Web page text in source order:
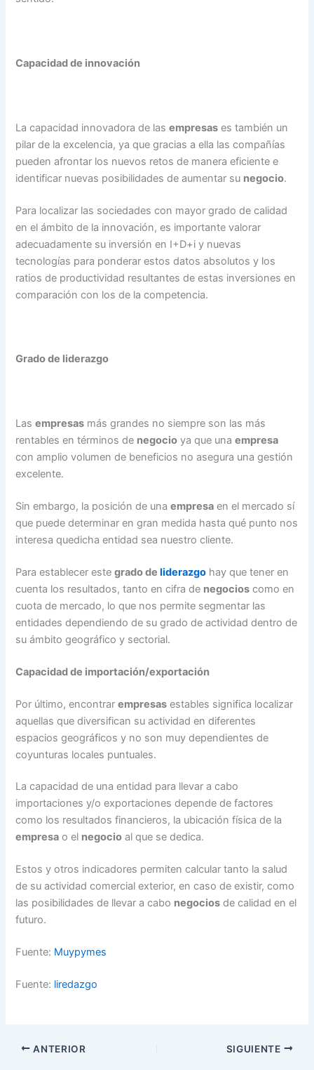
Capacidad de innovación
La capacidad innovadora de lasempresas es también un
pilar de la excelencia, ya que gracias a ella las compañías
pueden afrontar los nuevos retos de manera eficiente e
identificar nuevas posibilidades de aumentar su negocio.
Para localizar las sociedades con mayor grado de calidad
en el ámbito de la innovación, es importante valorar
adecuadamente su inversión en I+D+i y nuevas
tecnologías para ponderar estos datos absolutos y los
ratios de productividad resultantes de estas inversiones en
comparación con los de la competencia.
Grado de liderazgo
Lasempresas más grandes no siempre son las más
rentables en términos de negocio ya que unaempresa
con amplio volumen de beneficios no asegura una gestión
excelente.
Sin embargo, la posición de unaempresa en el mercado sí
que puede determinar en gran medida hasta qué punto nos
interesa quedicha entidad sea nuestro cliente.
Para establecer estegrado deliderazgo hay que tener en
cuenta los resultados, tanto en cifra de negocios como en
cuota de mercado, lo que nos permite segmentar las
entidades dependiendo de su grado de actividad dentro de
su ámbito geográfico y sectorial.
Capacidad de importación/exportación
Por último, encontrarempresas estables significa localizar
aquellas que diversifican su actividad en diferentes
espacios geográficos y no son muy dependientes de
coyunturas locales puntuales.
La capacidad de una entidad para llevar a cabo
importaciones y/o exportaciones depende de factores
como los resultados financieros, la ubicación física de la
empresa o el negocio al que se dedica.
Estos y otros indicadores permiten calcular tanto la salud
de su actividad comercial exterior, en caso de existir, como
las posibilidades de llevar a cabo negocios de calidad en el
futuro.
Fuente: Muypymes
Fuente: liredazgo
ANTERIOR SIGUIENTE